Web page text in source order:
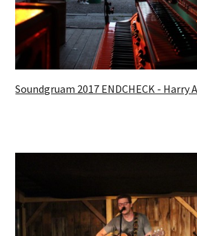
Soundgruam 2017 ENDCHECK - Harry